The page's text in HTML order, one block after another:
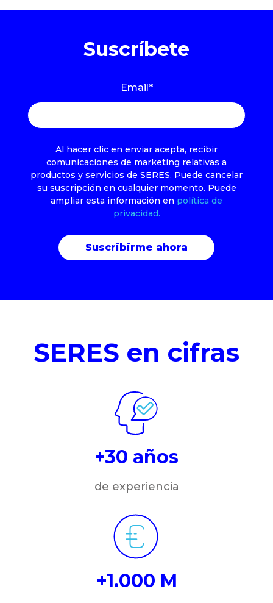
Suscríbete
Email*
Al hacer clic en enviar acepta, recibir
comunicaciones de marketing relativas a
productos y servicios de SERES. Puede cancelar
su suscripción en cualquier momento. Puede
ampliar esta información en política de
privacidad.
SERES en cifras
+30 años
de experiencia
+1.000 M